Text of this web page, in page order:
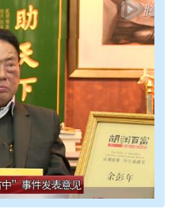
建信息
频道